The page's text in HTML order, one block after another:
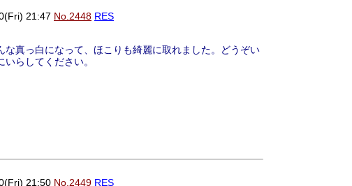
21:47 No.2448 RES
な真っ白になって、ほこりも綺麗に取れました。どうぞい
らしてください。
21:50 No.2449 RES